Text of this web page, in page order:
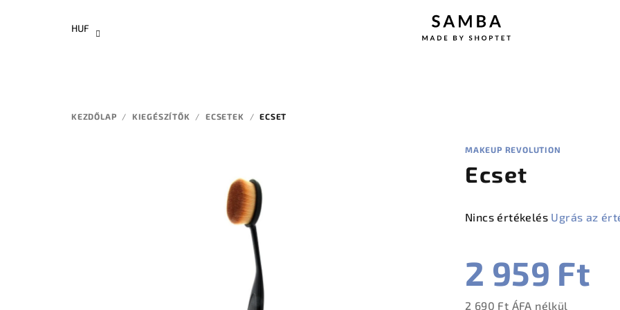
HUF
KEZDŐLAP / KIEGÉSZÍTŐK / ECSETEK / ECSET
MAKEUP REVOLUTION
Ecset
A
értékelése
5-
ből
Nincs értékelés Ugrás az
2 959 Ft
2 690 Ft ÁFA nélkül